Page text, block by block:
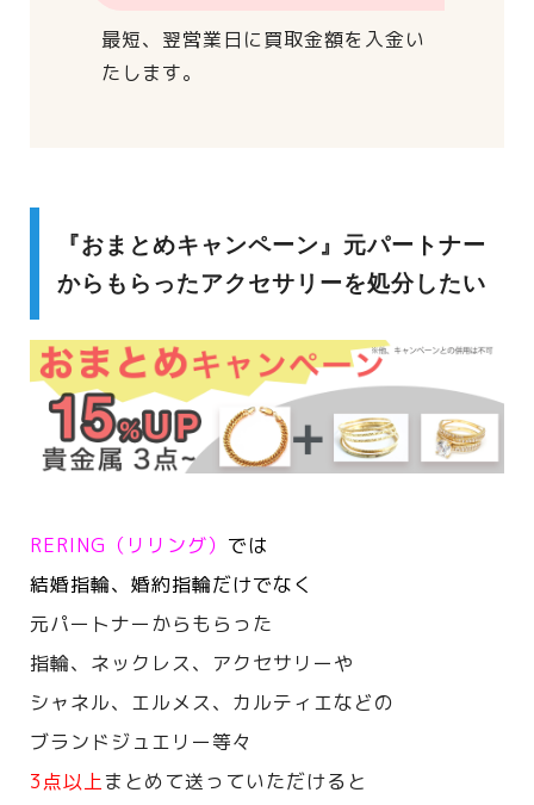
最短、翌営業日に買取金額を入金い
たします。
『おまとめキャンペーン』元パートナー
からもらったアクセサリーを処分したい
RERING（リリング） では
結婚指輪、婚約指輪だけでなく
元パートナーからもらった
指輪、ネックレス、アクセサリーや
シャネル、エルメス、カルティエなどの
ブランドジュエリー等々
3点以上まとめて送っていただけると